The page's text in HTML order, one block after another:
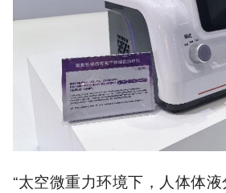
“太空微重力环境下，人体体